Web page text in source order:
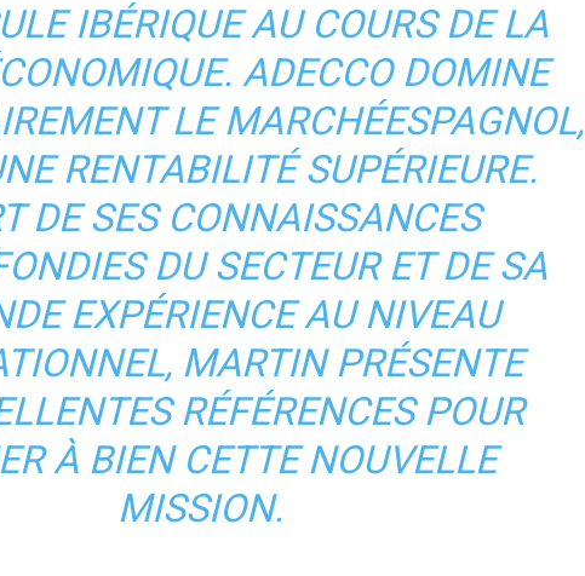
IBÉRIQUE AU COURS DE LA
ADECCO DOMINE
LE MARCHÉESPAGNOL,
RENTABILITÉ SUPÉRIEURE.
DE SES CONNAISSANCES
DU SECTEUR ET DE SA
EXPÉRIENCE AU NIVEAU
MARTIN PRÉSENTE
RÉFÉRENCES POUR
À BIEN CETTE NOUVELLE
MISSION.